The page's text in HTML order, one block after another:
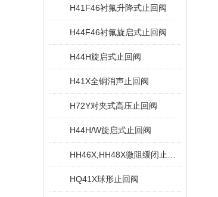
H41F46衬氟升降式止回阀
H44F46衬氟旋启式止回阀
H44H旋启式止回阀
H41X全铜消声止回阀
H72Y对夹式高压止回阀
H44H/W旋启式止回阀
HQ41X球形止回阀